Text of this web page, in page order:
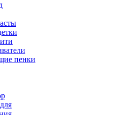
пенки